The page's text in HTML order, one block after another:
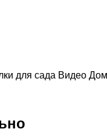
для сада Видео